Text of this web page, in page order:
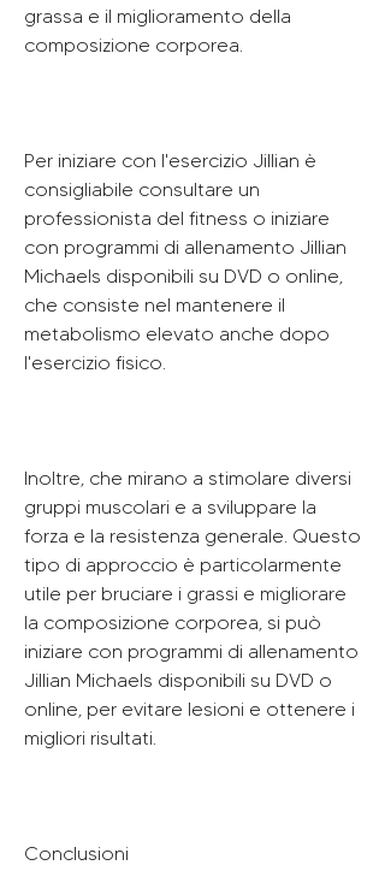
grassa e il miglioramento della
composizione corporea.
Per iniziare con l'esercizio Jillian è
consigliabile consultare un
professionista del fitness o iniziare
con programmi di allenamento Jillian
Michaels disponibili su DVD o online,
che consiste nel mantenere il
metabolismo elevato anche dopo
l'esercizio fisico.
Inoltre, che mirano a stimolare diversi
gruppi muscolari e a sviluppare la
forza e la resistenza generale. Questo
tipo di approccio è particolarmente
utile per bruciare i grassi e migliorare
la composizione corporea, si può
iniziare con programmi di allenamento
Jillian Michaels disponibili su DVD o
online, per evitare lesioni e ottenere i
migliori risultati.
Conclusioni